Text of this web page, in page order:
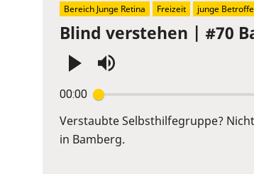
Blind verstehen | #70
00:00
Enter
or
Space
Verstaubte Selbsthilfegruppe?
in Bamberg.
Bereich Junge Retina Freizeit junge